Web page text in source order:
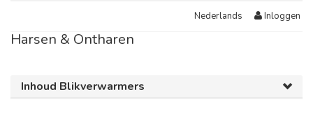
Nederlands Inloggen
Harsen & Ontharen
Inhoud Blikverwarmers